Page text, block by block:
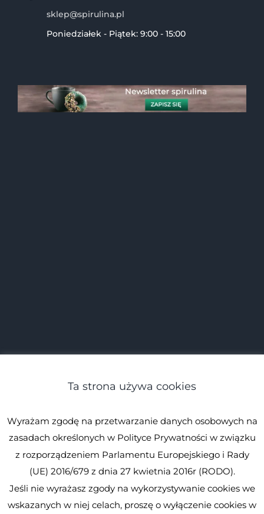
sklep@spirulina.pl
Poniedziałek - Piątek: 9:00 - 15:00
Ta strona używa cookies
Wyrażam zgodę na przetwarzanie danych osobowych na
zasadach określonych w Polityce Prywatności w związku
z rozporządzeniem Parlamentu Europejskiego i Rady
(UE) 2016/679 z dnia 27 kwietnia 2016r (RODO).
Jeśli nie wyrażasz zgody na wykorzystywanie cookies we
wskazanych w niej celach, proszę o wyłączenie cookies w